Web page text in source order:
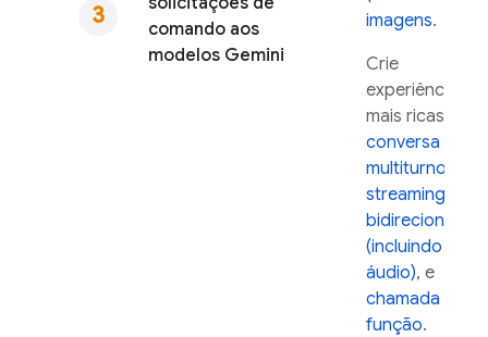
comando aos
modelos Gemini
imagens.
Crie
experiências
mais ricas com
conversa
multiturno
streaming
bidirecional
(incluindo
áudio), e
chamada de
função.